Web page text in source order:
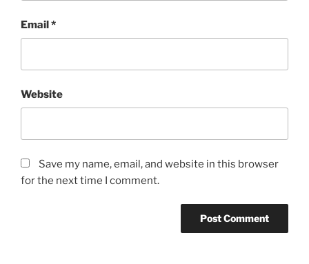
Email*
Website
Save my name, email, and website in this browser
for the next time I comment.